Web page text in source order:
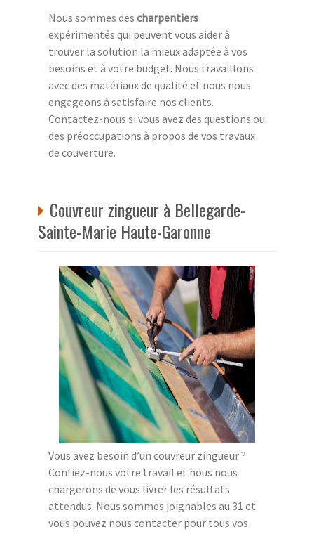
Nous sommes des charpentiers
expérimentés qui peuvent vous aider à
trouver la solution la mieux adaptée à vos
besoins et à votre budget. Nous travaillons
avec des matériaux de qualité et nous nous
engageons à satisfaire nos clients.
Contactez-nous si vous avez des questions ou
des préoccupations à propos de vos travaux
de couverture.
Couvreur zingueur à Bellegarde-
Sainte-Marie Haute-Garonne
Vous avez besoin d’un couvreur zingueur ?
Confiez-nous votre travail et nous nous
chargerons de vous livrer les résultats
attendus. Nous sommes joignables au 31 et
vous pouvez nous contacter pour tous vos